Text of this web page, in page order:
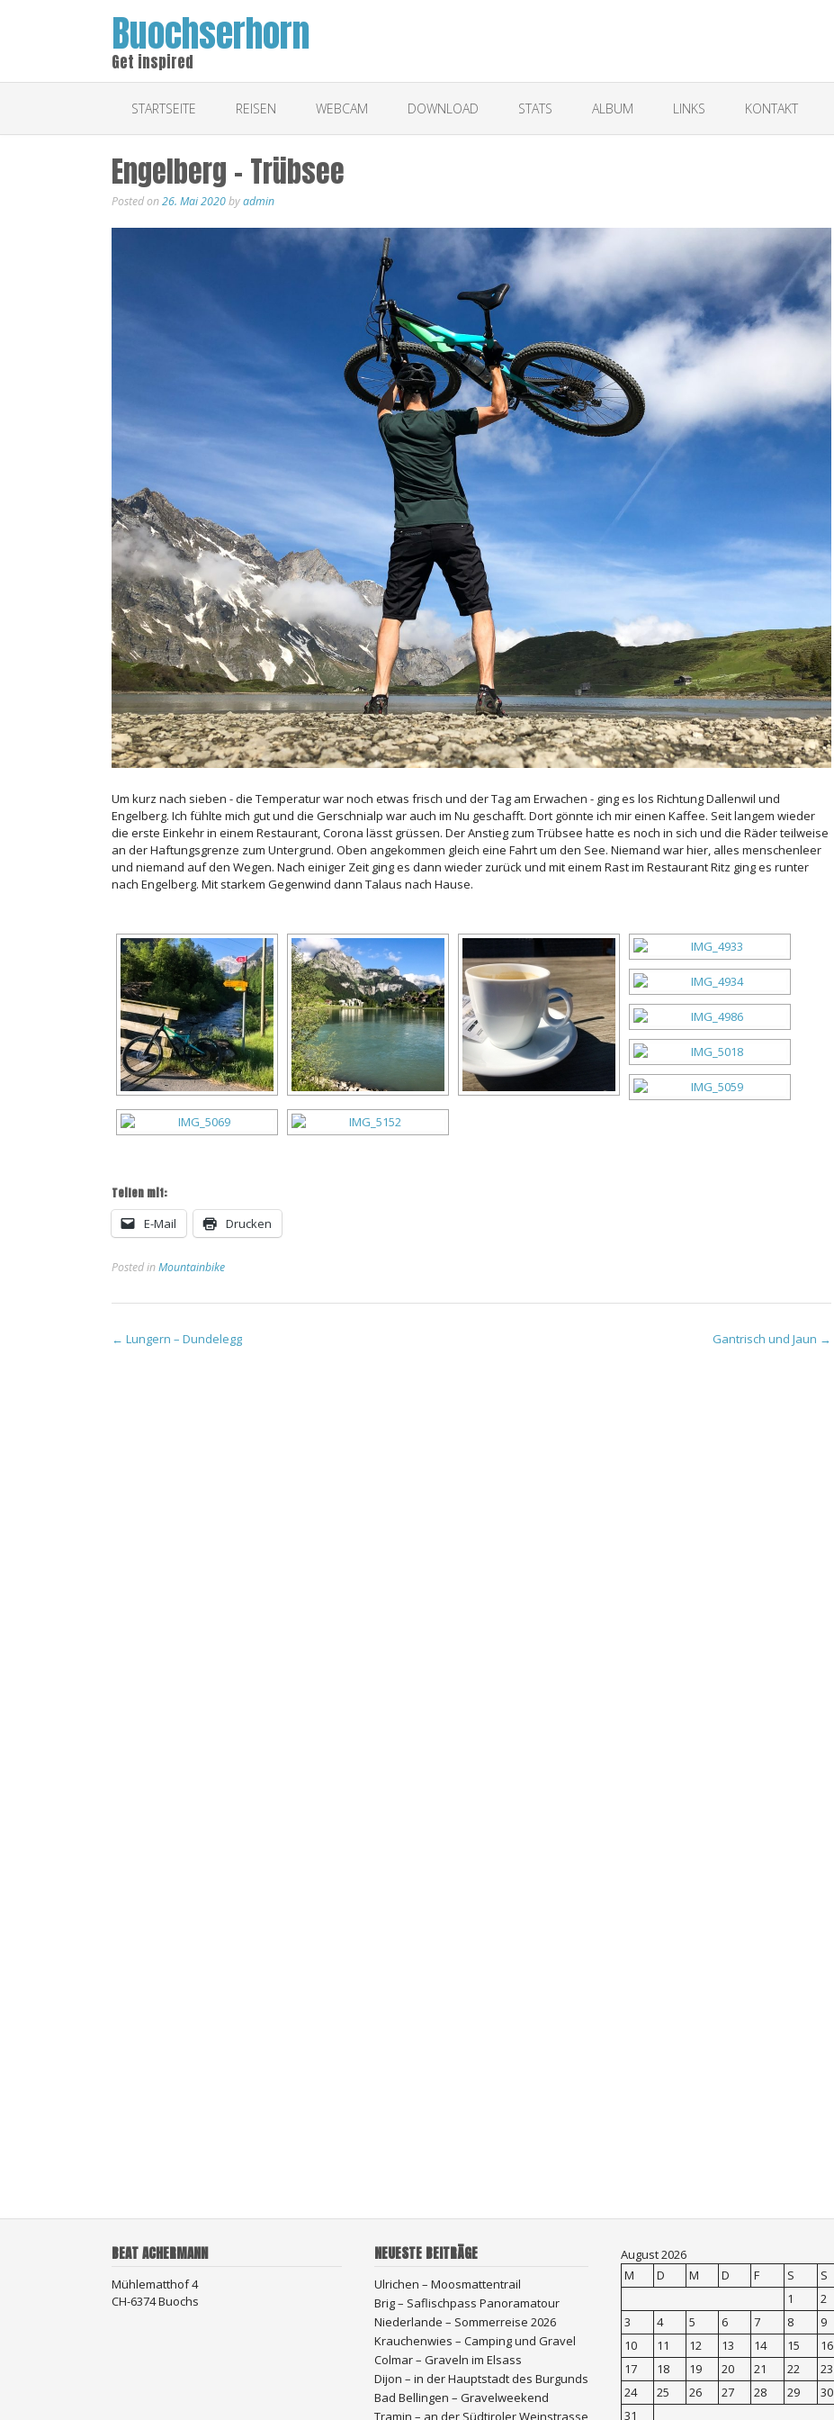
Buochserhorn
Get inspired
STARTSEITE REISEN WEBCAM DOWNLOAD STATS ALBUM LINKS KONTAKT
Engelberg – Trübsee
Posted on26. Mai 2020byadmin
Um kurz nach sieben - die Temperatur war noch etwas frisch und der Tag am Erwachen - ging es los Richtung Dallenwil und
Engelberg. Ich fühlte mich gut und die Gerschnialp war auch im Nu geschafft. Dort gönnte ich mir einen Kaffee. Seit langem wieder
die erste Einkehr in einem Restaurant, Corona lässt grüssen. Der Anstieg zum Trübsee hatte es noch in sich und die Räder teilweise
an der Haftungsgrenze zum Untergrund. Oben angekommen gleich eine Fahrt um den See. Niemand war hier, alles menschenleer
und niemand auf den Wegen. Nach einiger Zeit ging es dann wieder zurück und mit einem Rast im Restaurant Ritz ging es runter
nach Engelberg. Mit starkem Gegenwind dann Talaus nach Hause.
Teilen mit:
E-Mail
Drucken
Posted inMountainbike
Post
← Lungern – Dundelegg Gantrisch und Jaun →
BEAT ACHERMANN
Mühlematthof 4
CH-6374 Buochs
NEUESTE BEITRÄGE
Ulrichen – Moosmattentrail
Brig – Saflischpass Panoramatour
Niederlande – Sommerreise 2026
Krauchenwies – Camping und Gravel
Colmar – Graveln im Elsass
Dijon – in der Hauptstadt des Burgunds
Bad Bellingen – Gravelweekend
Tramin – an der Südtiroler Weinstrasse
August 2026
M
D M D F S
S
1
2
3
4 5 6 7 8
9
10
11 12 13 14 15
16
17
18 19 20 21 22
23
24
25 26 27 28 29
30
31